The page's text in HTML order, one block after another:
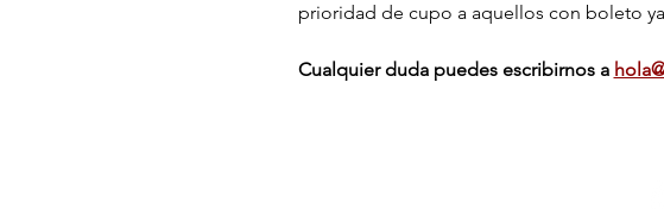
prioridad de cupo a aquellos con boleto
Cualquier duda puedes escribirnos a